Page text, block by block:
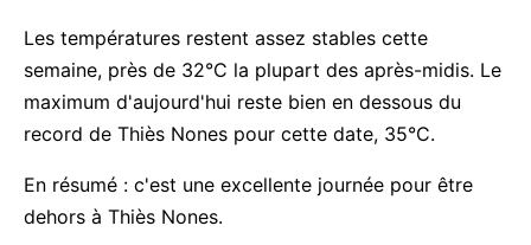
Les températures restent assez stables cette
semaine, près de 32°C la plupart des après-midis. Le
maximum d'aujourd'hui reste bien en dessous du
record de Thiès Nones pour cette date, 35°C.
En résumé : c'est une excellente journée pour être
dehors à Thiès Nones.